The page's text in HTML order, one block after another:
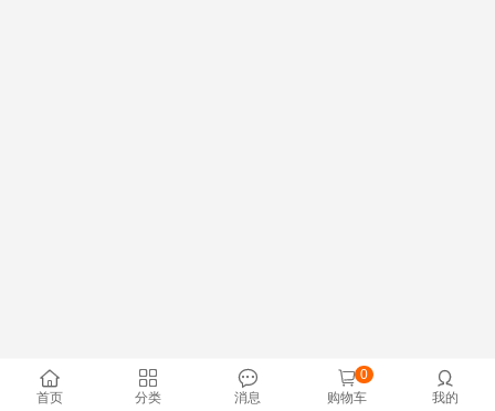

首页

分类

消息

购物车
0 
我的